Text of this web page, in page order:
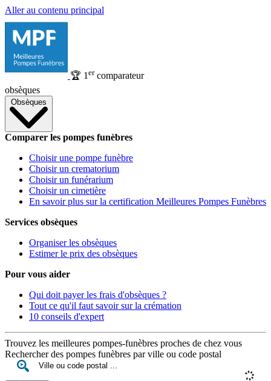
Aller au contenu principal
🏆 1 ercomparateur
obsèques
Obsèques
Comparer les pompes funèbres
Choisir une pompe funèbre
Choisir un crematorium
Choisir un funérarium
Choisir un cimetière
En savoir plus sur la certification Meilleures Pompes Funèbres
Services obsèques
Organiser les obsèques
Estimer le prix des obsèques
Pour vous aider
Qui doit payer les frais d'obsèques ?
Tout ce qu'il faut savoir sur la crémation
10 conseils d'expert
Trouvez les meilleures pompes-funèbres proches de chez vous
Rechercher des pompes funèbres par ville ou code postal